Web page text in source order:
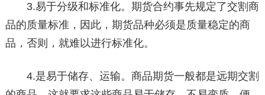
3.易于分级和标准化。期货合约事先规定了交割商
品的质量标准，因此，期货品种必须是质量稳定的商
品，否则，就难以进行标准化。
4.是易于储存、运输。商品期货一般都是远期交割